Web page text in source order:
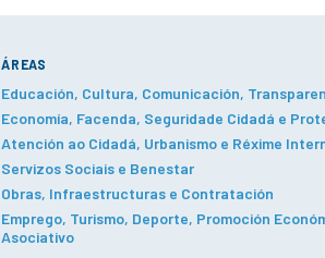
ÁREAS
Educación, Cultura, Comunicación,
Economía, Facenda, Seguridade Cidadá e
Atención ao Cidadá, Urbanismo e Réxime
Servizos Sociais e Benestar
Obras, Infraestructuras e Contratación
Emprego, Turismo, Deporte, Promoción
Asociativo